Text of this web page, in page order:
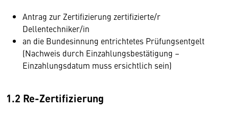
Antrag zur Zertifizierung zertifizierte/r
Dellentechniker/in
an die Bundesinnung entrichtetes Prüfungsentgelt
(Nachweis durch Einzahlungsbestätigung –
Einzahlungsdatum muss ersichtlich sein)
1.2 Re-Zertifizierung